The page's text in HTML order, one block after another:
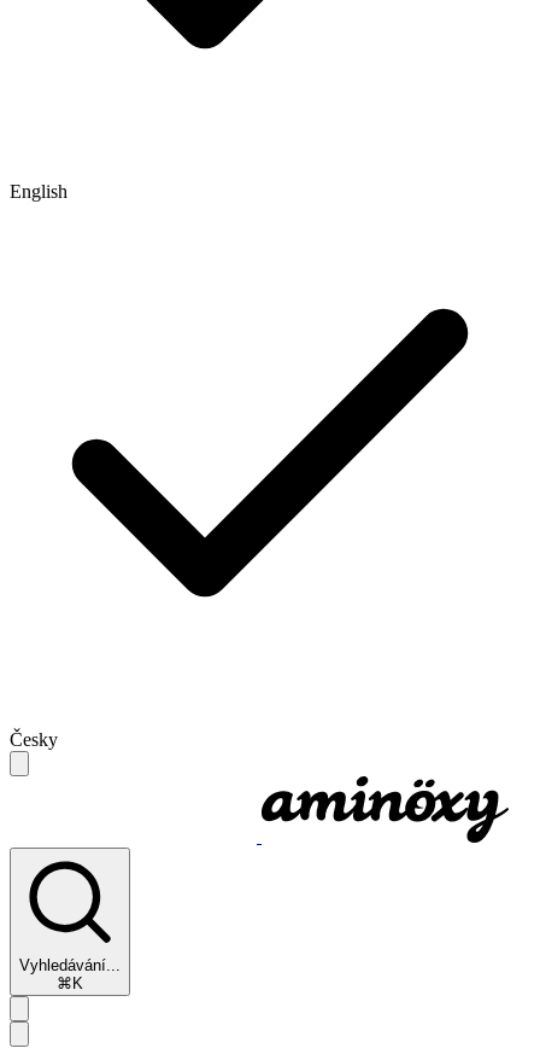
English
Česky
Vyhledávání...
⌘K